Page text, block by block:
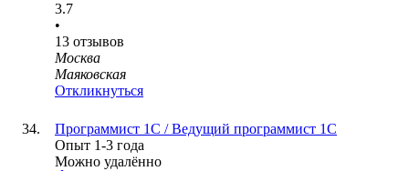
3.7
•
13 отзывов
Москва
Маяковская
Откликнуться
Программист 1С / Ведущий программист 1С
Опыт 1-3 года
Можно удалённо